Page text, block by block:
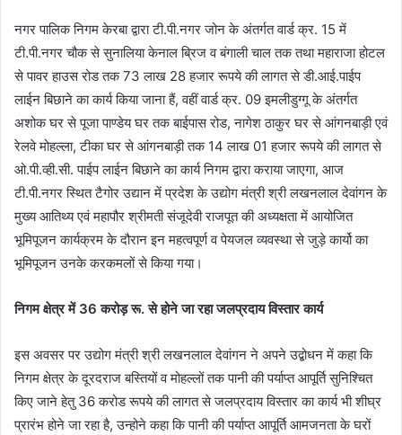
नगर पालिक निगम केरबा द्वारा टी.पी.नगर जोन के अंतर्गत वार्ड क्र. 15 में
टी.पी.नगर चौक से सुनालिया केनाल ब्रिज व बंगाली चाल तक तथा महाराजा होटल
से पावर हाउस रोड तक 73 लाख 28 हजार रूपये की लागत से डी.आई.पाईप
लाईन बिछाने का कार्य किया जाना हैं, वहीं वार्ड क्र. 09 इमलीडुग्गू के अंतर्गत
अशोक घर से पूजा पाण्डेय घर तक बाईपास रोड, नागेश ठाकुर घर से आंगनबाड़ी एवं
रेलवे मोहल्ला, टीका घर से आंगनबाड़ी तक 14 लाख 01 हजार रूपये की लागत से
ओ.पी.व्ही.सी. पाईप लाईन बिछाने का कार्य निगम द्वारा कराया जाएगा, आज
टी.पी.नगर स्थित टैगोर उद्यान में प्रदेश के उद्योग मंत्री श्री लखनलाल देवांगन के
मुख्य आतिथ्य एवं महापौर श्रीमती संजूदेवी राजपूत की अध्यक्षता में आयोजित
भूमिपूजन कार्यक्रम के दौरान इन महत्वपूर्ण व पेयजल व्यवस्था से जुड़े कार्यो का
भूमिपूजन उनके करकमलों से किया गया।
निगम क्षेत्र में 36 करोड़ रू. से होने जा रहा जलप्रदाय विस्तार कार्य
इस अवसर पर उद्योग मंत्री श्री लखनलाल देवांगन ने अपने उद्बोधन में कहा कि
निगम क्षेत्र के दूरदराज बस्तियों व मोहल्लों तक पानी की पर्याप्त आपूर्ति सुनिश्चित
किए जाने हेतु 36 करोड रूपये की लागत से जलप्रदाय विस्तार का कार्य भी शीघ्र
प्रारंभ होने जा रहा है, उन्होने कहा कि पानी की पर्याप्त आपूर्ति आमजनता के घरों